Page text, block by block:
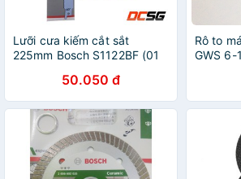
Lưỡi cưa kiếm cắt sắt
225mm Bosch S1122BF (01
50.050 đ
Rô to
GWS 6-
tùng